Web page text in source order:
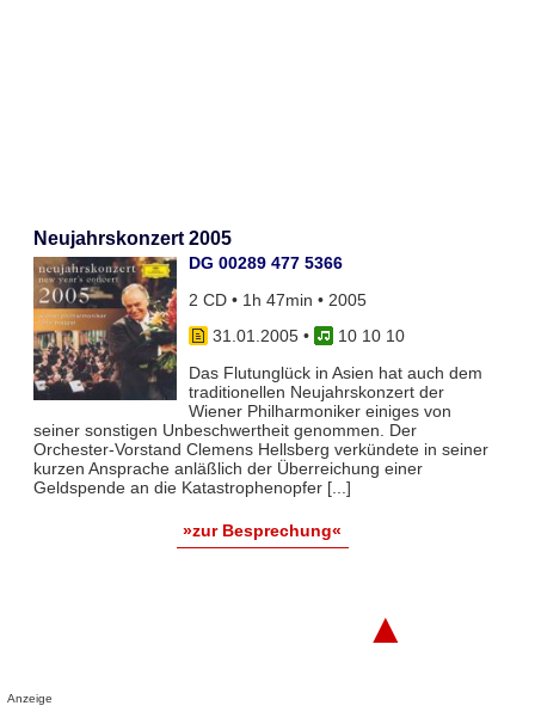
Neujahrskonzert 2005
DG 00289 477 5366
2 CD • 1h 47min • 2005
31.01.2005•
10 10 10
Das Flutunglück in Asien hat auch dem
traditionellen Neujahrskonzert der
Wiener Philharmoniker einiges von
seiner sonstigen Unbeschwertheit genommen. Der
Orchester-Vorstand Clemens Hellsberg verkündete in seiner
kurzen Ansprache anläßlich der Überreichung einer
Geldspende an die Katastrophenopfer [...]
»zur Besprechung«
▲
Anzeige